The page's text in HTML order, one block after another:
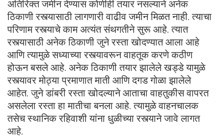
अतिरिक्त जमीन देण्यास कोणीही तयार नसल्याने अनेक
ठिकाणी रस्त्यासाठी लागणारी वाढीव जमीन मिळत नाही. त्याचा
परिणाम रस्त्याचे काम अत्यंत संथगतीने सुरू आहे. त्यात
रस्त्यासाठी अनेक ठिकाणी जुने रस्ता खोदण्यात आला आहे
आणि त्यामुळे सध्याच्या रस्त्यावरून वाहतूक करणे कठीण
होऊन बसले आहे. अनेक ठिकाणी तयार झालेले खड्डे यामुळे
रस्त्यावर मोठ्या प्रमाणात माती आणि दगड गोळा झालेले
आहेत. जुने डांबरी रस्ता खोदल्याने आताचा वाहतुकीस वापरत
असलेला रस्ता हा मातीचा बनला आहे. त्यामुळे वाहनचालक
तसेच स्थानिक रहिवाशी यांना धुळीच्या रस्त्याने जावे लागत
आहे.